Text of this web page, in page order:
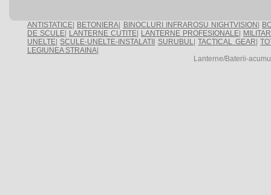
ANTISTATICE BETONIERA BINOCLURI INFRAROSU NIGHTVISION
DE SCULE
LANTERNE CUTITE LANTERNE PROFESIONALE
UNELTE SCULE-UNELTE-INSTALATII SURUBUL|TACTICAL GEAR |
LEGIUNEA STRAINA
Lanterne/Baterii-